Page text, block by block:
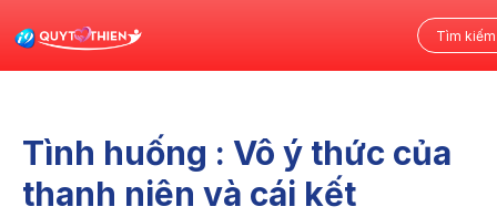
Tình huống : Vô ý thức của
thanh niên và cái kết